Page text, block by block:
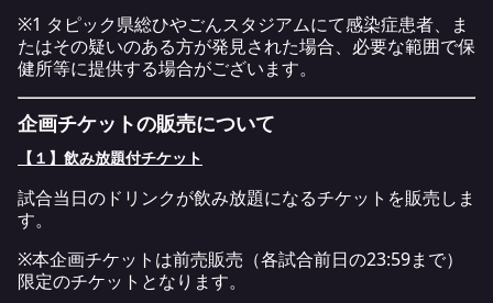
※1 タピック県総ひやごんスタジアムにて感染症患者、ま
たはその疑いのある方が発見された場合、必要な範囲で保
健所等に提供する場合がございます。
企画チケットの販売について
【１】飲み放題付チケット
試合当日のドリンクが飲み放題になるチケットを販売しま
す。
※本企画チケットは前売販売（各試合前日の23:59まで）
限定のチケットとなります。